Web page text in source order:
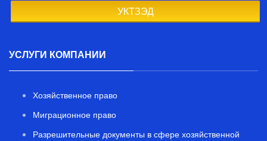
УКТЗЭД
УСЛУГИ КОМПАНИИ
Хозяйственное право
Миграционное право
Разрешительные документы в сфере хозяйственной